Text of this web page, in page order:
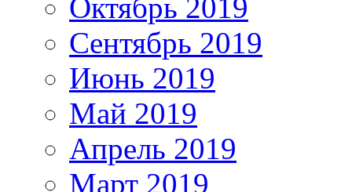
Октябрь 2019
Сентябрь 2019
Июнь 2019
Май 2019
Апрель 2019
Март 2019